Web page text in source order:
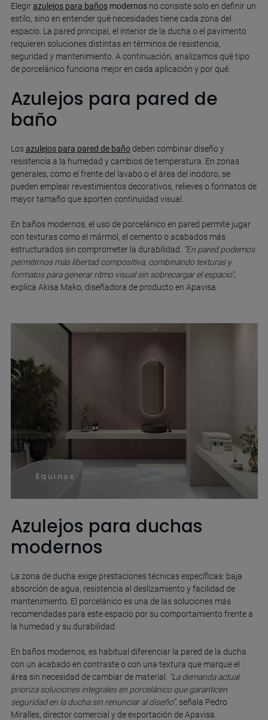
Elegirazulejos para baños modernosno consiste solo en definir un
estilo, sino en entender qué necesidades tiene cada zona del
espacio. La pared principal, el interior de la ducha o el pavimento
requieren soluciones distintas en términos de resistencia,
seguridad y mantenimiento. A continuación, analizamos qué tipo
de porcelánico funciona mejor en cada aplicación y por qué.
Azulejos para pared de
baño
Losazulejos para pared de bañodeben combinar diseño y
resistencia a la humedad y cambios de temperatura. En zonas
generales, como el frente del lavabo o el área del inodoro, se
pueden emplear revestimientos decorativos, relieves o formatos de
mayor tamaño que aporten continuidad visual.
En baños modernos, el uso de porcelánico en pared permite jugar
con texturas como el mármol, el cemento o acabados más
estructurados sin comprometer la durabilidad.
“En pared podemos
permitirnos más libertad compositiva, combinando texturas y
formatos para generar ritmo visual sin sobrecargar el espacio”,
explica Akisa Mako, diseñadora de producto en Apavisa.
Equinox
Azulejos para duchas
modernos
La zona de ducha exige prestaciones técnicas específicas: baja
absorción de agua, resistencia al deslizamiento y facilidad de
mantenimiento. El porcelánico es una de las soluciones más
recomendadas para este espacio por su comportamiento frente a
la humedad y su durabilidad.
En baños modernos, es habitual diferenciar la pared de la ducha
con un acabado en contraste o con una textura que marque el
área sin necesidad de cambiar de material.
“La demanda actual
prioriza soluciones integrales en porcelánico que garanticen
seguridad en la ducha sin renunciar al diseño”, señala Pedro
Miralles, director comercial y de exportación de Apavisa.